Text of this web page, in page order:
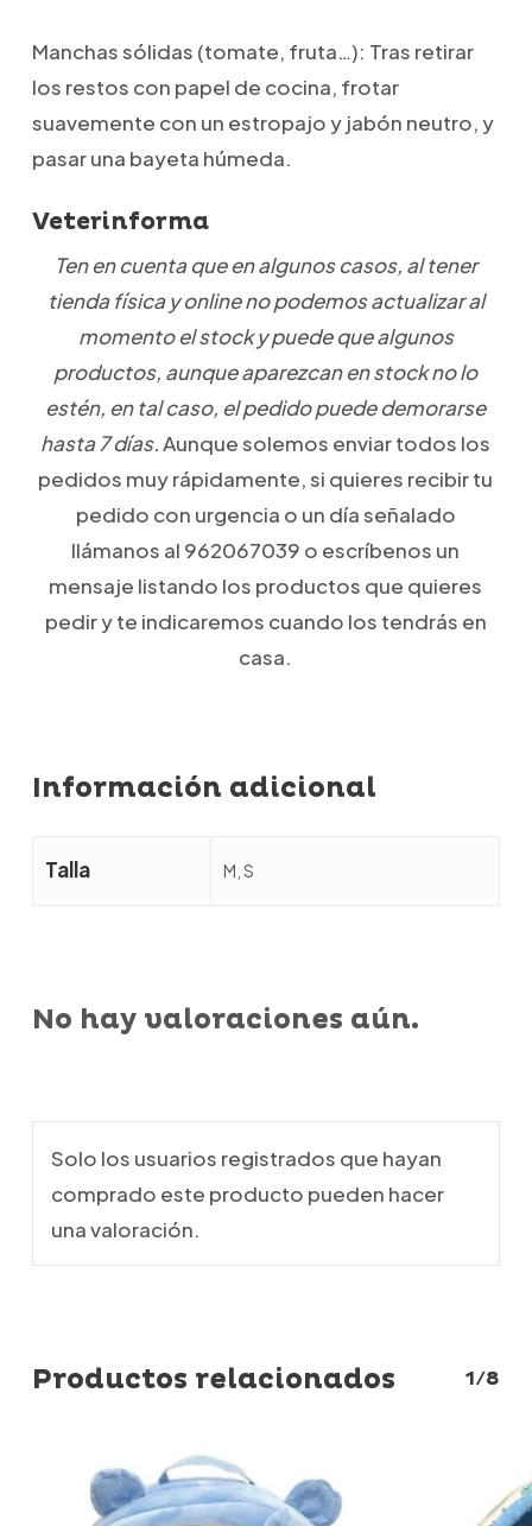
Manchas sólidas (tomate, fruta…): Tras retirar
los restos con papel de cocina, frotar
suavemente con un estropajo y jabón neutro, y
pasar una bayeta húmeda.
Veterinforma
Ten en cuenta que en algunos casos, al tener
tienda física y online no podemos actualizar al
momento el stock y puede que algunos
productos, aunque aparezcan en stock no lo
estén, en tal caso, el pedido puede demorarse
hasta 7 días.Aunque solemos enviar todos los
pedidos muy rápidamente, si quieres recibir tu
pedido con urgencia o un día señalado
llámanos al 962067039 o escríbenos un
mensaje listando los productos que quieres
pedir y te indicaremos cuando los tendrás en
casa.
Información adicional
Talla M, S
No hay valoraciones aún.
Solo los usuarios registrados que hayan
comprado este producto pueden hacer
una valoración.
Productos relacionados 1/8